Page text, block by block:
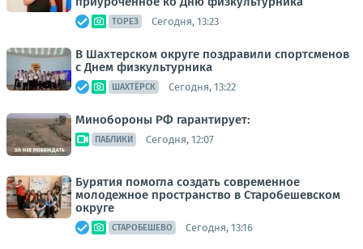
ТОРЕЗ Сегодня, 13:23
В Шахтерском округе поздравили спортсменов
с Днем физкультурника
ШАХТЁРСК Сегодня, 13:22
Минобороны РФ гарантирует:
ПАБЛИКИ Сегодня, 12:07
Бурятия помогла создать современное
молодежное пространство в Старобешевском
округе
СТАРОБЕШЕВО Сегодня, 13:16